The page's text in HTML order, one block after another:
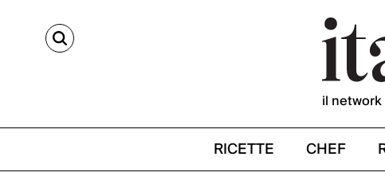
CERCA
il network
RICETTE CHEF